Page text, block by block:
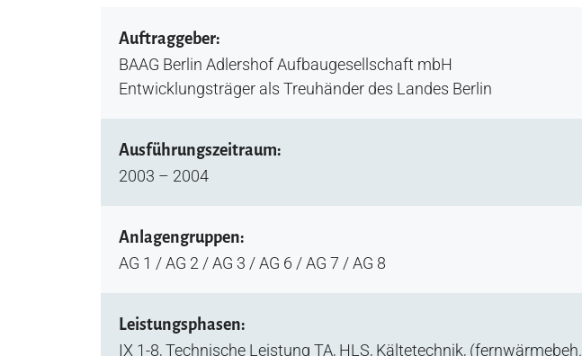
Auftraggeber:
BAAG Berlin Adlershof Aufbaugesellschaft mbH
Entwicklungsträger als Treuhänder des Landes Berlin
Ausführungszeitraum:
2003 – 2004
Anlagengruppen:
AG 1 / AG 2 / AG 3 / AG 6 / AG 7 / AG 8
Leistungsphasen:
IX 1-8, Technische Leistung TA, HLS, Kältetechnik, (fernwärmebeh.